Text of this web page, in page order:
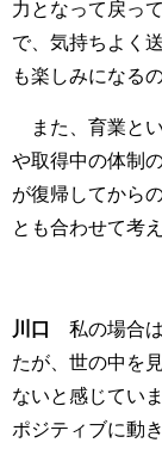
力となって戻っ
で、気持ちよく
も楽しみになる
また、育業と
や取得中の体制
が復帰してから
とも合わせて考
川口
私の場合
たが、世の中を
ないと感じてい
ポジティブに動